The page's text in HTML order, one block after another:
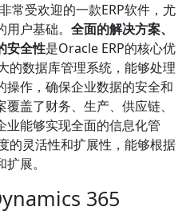
常受欢迎的一款ERP软件，尤
用户基础。全面的解决方案、
安全性是Oracle ERP的核心优
的数据库管理系统，能够处理
操作，确保企业数据的安全和
盖了财务、生产、供应链、
业能够实现全面的信息化管
的灵活性和扩展性，能够根据
展。
365